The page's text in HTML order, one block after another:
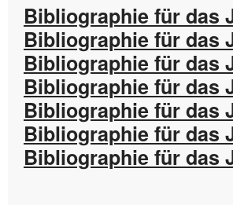
Bibliographie für das
Bibliographie für das
Bibliographie für das
Bibliographie für das
Bibliographie für das
Bibliographie für das
Bibliographie für das